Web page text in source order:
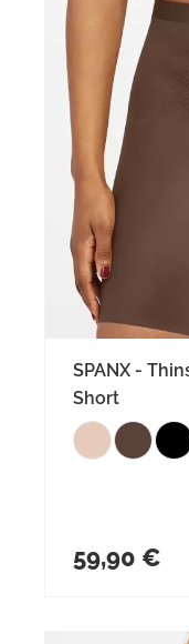
SPANX -
Short
59,90 €